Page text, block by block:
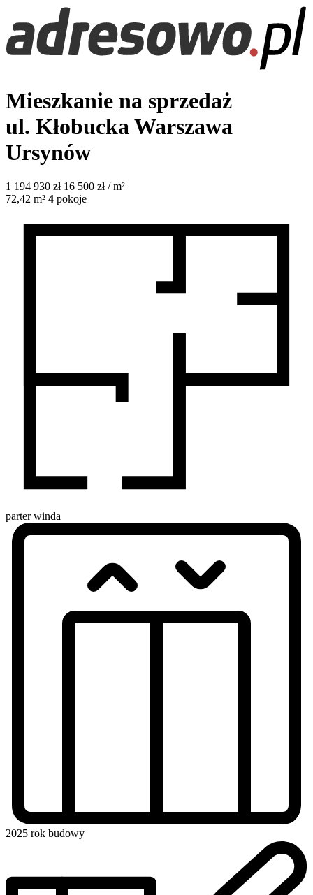
Mieszkanie na sprzedaż
ul. Kłobucka Warszawa
Ursynów
1 194 930 zł 16 500 zł / m²
72,42 m² 4 pokoje
parter winda
2025 rok budowy